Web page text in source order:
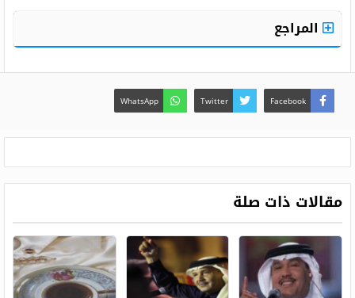
المراجع
Facebook
Twitter
WhatsApp
مقالات ذات صلة